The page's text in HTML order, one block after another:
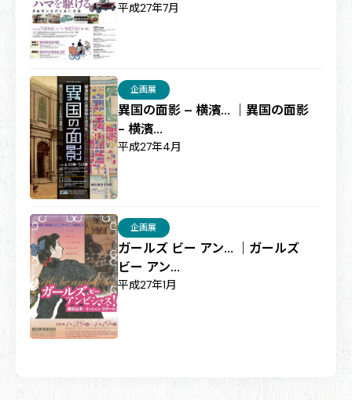
平成27年7月
異国の面影 – 横濱… ｜異国の面影
- 横濱…
企画展
平成27年4月
ガールズ ビー アン… ｜ガールズ
ビー アン…
企画展
平成27年1月